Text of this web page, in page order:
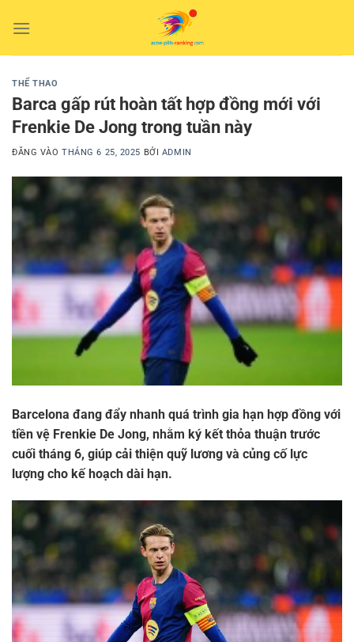
qua
THỂ THAO
Barca gấp rút hoàn tất hợp đồng mới với
Frenkie De Jong trong tuần này
ĐĂNG VÀOTHÁNG 6 25, 2025 BỞI ADMIN
Barcelona đang đẩy nhanh quá trình gia hạn hợp đồng với
tiền vệ Frenkie De Jong, nhằm ký kết thỏa thuận trước
cuối tháng 6, giúp cải thiện quỹ lương và củng cố lực
lượng cho kế hoạch dài hạn.